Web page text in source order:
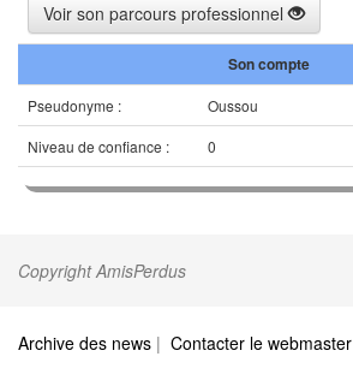
Voir son parcours professionnel
Son compte
Pseudonyme :
Oussou
Niveau de confiance :
0
Copyright AmisPerdus
Archive des news | Contacter le webmaster